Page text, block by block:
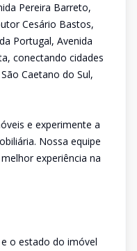
Pereira Barreto,
Cesário Bastos,
Portugal, Avenida
conectando cidades
Caetano do Sul,
e experimente a
Nossa equipe
experiência na
o estado do imóvel